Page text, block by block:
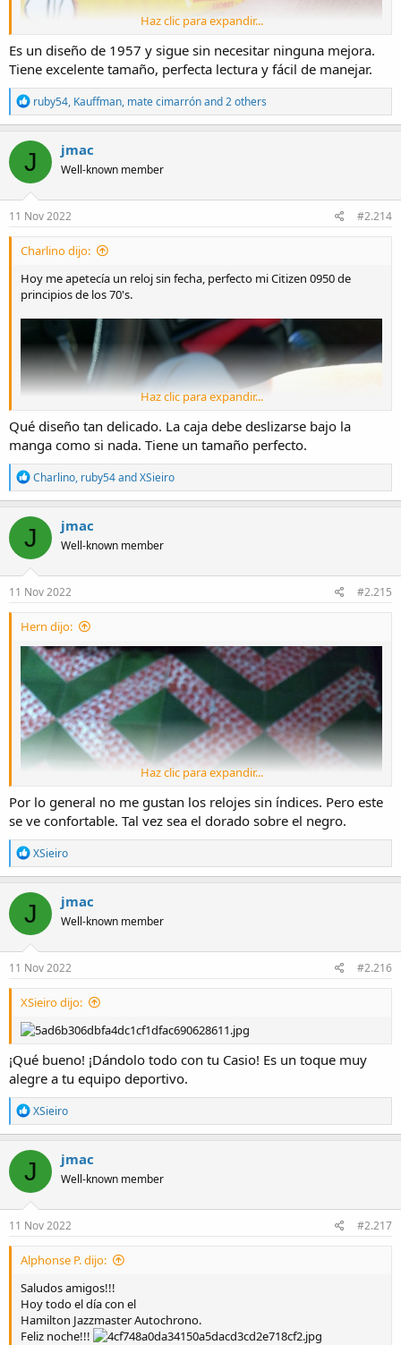
Haz clic para expandir...
Es un diseño de 1957 y sigue sin necesitar ninguna mejora.
Tiene excelente tamaño, perfecta lectura y fácil de manejar.
R
e
a
c
t
i
o
n
s
ruby54, Kauffman, mate cimarrónand 2 others
J jmac
Well-known member
11 Nov 2022 #2.214
Charlino dijo:
Hoy me apetecía un reloj sin fecha, perfecto mi Citizen 0950 de
principios de los 70's.
Haz clic para expandir...
Qué diseño tan delicado. La caja debe deslizarse bajo la
manga como si nada. Tiene un tamaño perfecto.
R
e
a
c
t
i
o
n
s
Charlino, ruby54andXSieiro
J jmac
Well-known member
11 Nov 2022 #2.215
Hern dijo:
Ver el adjunto 12538
Haz clic para expandir...
Por lo general no me gustan los relojes sin índices. Pero este
se ve confortable. Tal vez sea el dorado sobre el negro.
R
e
a
c
t
i
o
n
s
XSieiro
J jmac
Well-known member
11 Nov 2022 #2.216
XSieiro dijo:
¡Qué bueno! ¡Dándolo todo con tu Casio! Es un toque muy
alegre a tu equipo deportivo.
R
e
a
c
t
i
o
n
s
XSieiro
J jmac
Well-known member
11 Nov 2022 #2.217
Alphonse P. dijo:
Saludos amigos!!!
Hoy todo el día con el
Hamilton Jazzmaster Autochrono.
Feliz noche!!!